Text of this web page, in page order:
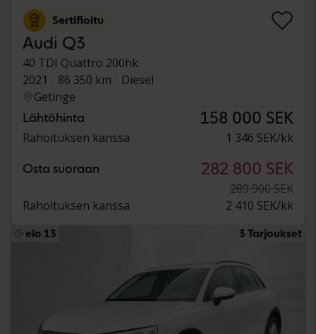
Sertifioitu
Audi Q3
40 TDI Quattro 200hk
2021
86 350 km
Diesel
Getinge
Lähtöhinta 158 000 SEK
Rahoituksen kanssa 1 346 SEK/kk
Osta suoraan 282 800 SEK
289 900 SEK
Rahoituksen kanssa
2 410 SEK/kk
elo 13 3 Tarjoukset